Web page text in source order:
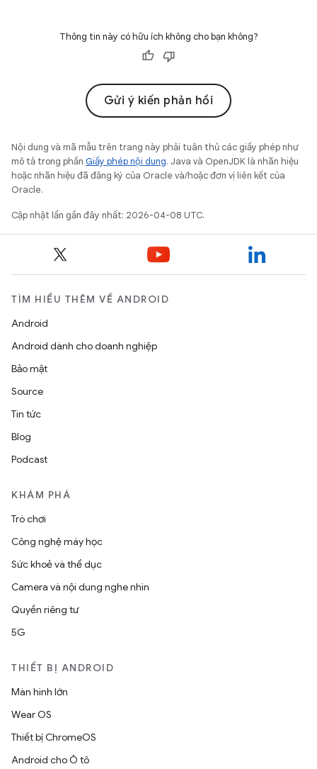
Thông tin này có hữu ích không cho bạn không?
Gửi ý kiến phản hồi
Nội dung và mã mẫu trên trang này phải tuân thủ các giấy phép như
mô tả trong phần Giấy phép nội dung. Java và OpenJDK là nhãn hiệu
hoặc nhãn hiệu đã đăng ký của Oracle và/hoặc đơn vị liên kết của
Oracle.
Cập nhật lần gần đây nhất: 2026-04-08 UTC.
TÌM HIỂU THÊM VỀ ANDROID
Android
Android dành cho doanh nghiệp
Bảo mật
Source
Tin tức
Blog
Podcast
KHÁM PHÁ
Trò chơi
Công nghệ máy học
Sức khoẻ và thể dục
Camera và nội dung nghe nhìn
Quyền riêng tư
5G
THIẾT BỊ ANDROID
Màn hình lớn
Wear OS
Thiết bị ChromeOS
Android cho Ô tô